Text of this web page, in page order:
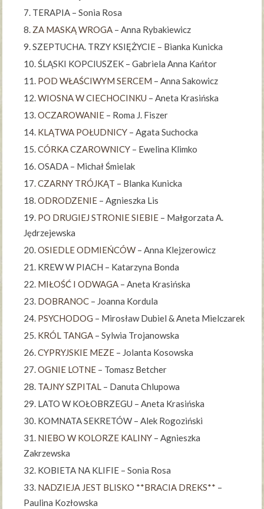
TERAPIA – Sonia Rosa
ZA MASKĄ WROGA – Anna Rybakiewicz
SZEPTUCHA. TRZY KSIĘŻYCIE – Bianka Kunicka
ŚLĄSKI KOPCIUSZEK – Gabriela Anna Kańtor
POD WŁAŚCIWYM SERCEM – Anna Sakowicz
WIOSNA W CIECHOCINKU – Aneta Krasińska
OCZAROWANIE – Roma J. Fiszer
KLĄTWA POŁUDNICY – Agata Suchocka
CÓRKA CZAROWNICY – Ewelina Klimko
OSADA – Michał Śmielak
CZARNY TRÓJKĄT – Blanka Kunicka
ODRODZENIE – Agnieszka Lis
PO DRUGIEJ STRONIE SIEBIE – Małgorzata A.
Jędrzejewska
OSIEDLE ODMIEŃCÓW – Anna Klejzerowicz
KREW W PIACH – Katarzyna Bonda
MIŁOŚĆ I ODWAGA – Aneta Krasińska
DOBRANOC – Joanna Kordula
PSYCHODOG – Mirosław Dubiel & Aneta Mielczarek
KRÓL TANGA – Sylwia Trojanowska
CYPRYJSKIE MEZE – Jolanta Kosowska
OGNIE LOTNE – Tomasz Betcher
TAJNY SZPITAL – Danuta Chlupowa
LATO W KOŁOBRZEGU – Aneta Krasińska
KOMNATA SEKRETÓW – Alek Rogoziński
NIEBO W KOLORZE KALINY – Agnieszka
Zakrzewska
KOBIETA NA KLIFIE – Sonia Rosa
NADZIEJA JEST BLISKO **BRACIA DREKS** –
Paulina Kozłowska